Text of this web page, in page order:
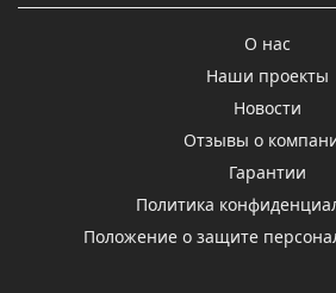
О нас
Наши проекты
Новости
Отзывы о
Гарантии
Политика
Положение о защите